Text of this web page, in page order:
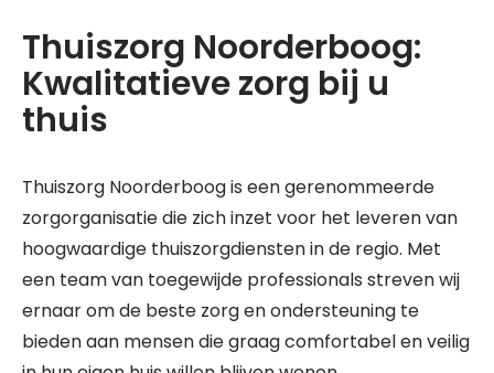
Thuiszorg Noorderboog:
Kwalitatieve zorg bij u
thuis
Thuiszorg Noorderboog is een gerenommeerde
zorgorganisatie die zich inzet voor het leveren van
hoogwaardige thuiszorgdiensten in de regio. Met
een team van toegewijde professionals streven wij
ernaar om de beste zorg en ondersteuning te
bieden aan mensen die graag comfortabel en veilig